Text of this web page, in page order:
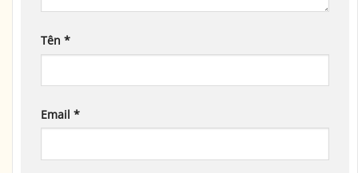
Tên *
Email *